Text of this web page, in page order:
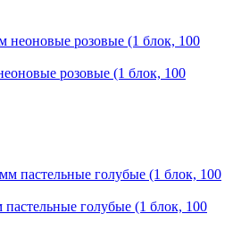
розовые (1 блок, 100
голубые (1 блок, 100